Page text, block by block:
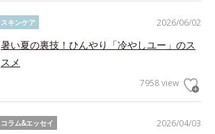
2026/06/02
スキンケア
暑い夏の裏技！ひんやり「冷やしユー」のス
スメ
7958 view
2026/04/03
コラム&エッセイ